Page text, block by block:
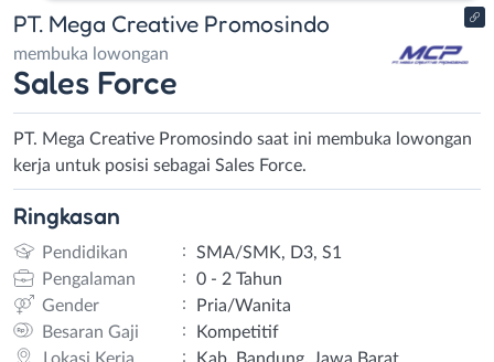
PT. Mega Creative Promosindo
membuka lowongan
Sales Force
PT. Mega Creative Promosindo saat ini membuka lowongan
kerja untuk posisi sebagai Sales Force.
Ringkasan
Pendidikan :
SMA/SMK, D3, S1
Pengalaman
:
0 - 2 Tahun
Gender
:
Pria/Wanita
Besaran Gaji
:
Kompetitif
Lokasi Kerja
: Kab. Bandung, Jawa Barat